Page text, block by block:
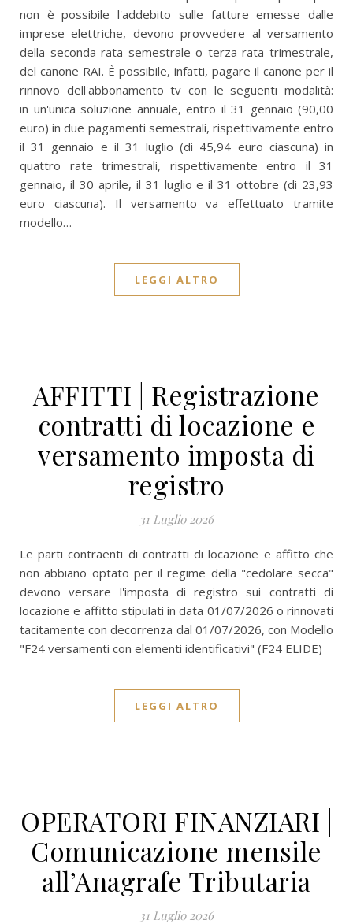
non è possibile l'addebito sulle fatture emesse dalle
imprese elettriche, devono provvedere al versamento
della seconda rata semestrale o terza rata trimestrale,
del canone RAI. È possibile, infatti, pagare il canone per il
rinnovo dell'abbonamento tv con le seguenti modalità:
in un'unica soluzione annuale, entro il 31 gennaio (90,00
euro) in due pagamenti semestrali, rispettivamente entro
il 31 gennaio e il 31 luglio (di 45,94 euro ciascuna) in
quattro rate trimestrali, rispettivamente entro il 31
gennaio, il 30 aprile, il 31 luglio e il 31 ottobre (di 23,93
euro ciascuna). Il versamento va effettuato tramite
modello…
LEGGI ALTRO
AFFITTI | Registrazione
contratti di locazione e
versamento imposta di
registro
31 Luglio 2026
Le parti contraenti di contratti di locazione e affitto che
non abbiano optato per il regime della "cedolare secca"
devono versare l'imposta di registro sui contratti di
locazione e affitto stipulati in data 01/07/2026 o rinnovati
tacitamente con decorrenza dal 01/07/2026, con Modello
"F24 versamenti con elementi identificativi" (F24 ELIDE)
LEGGI ALTRO
OPERATORI FINANZIARI |
Comunicazione mensile
all’Anagrafe Tributaria
31 Luglio 2026